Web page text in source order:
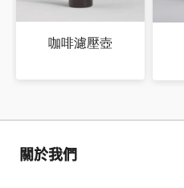
咖啡濾壓壺
關於我們